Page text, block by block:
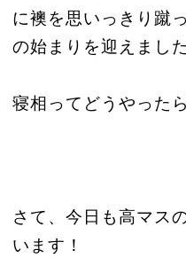
に襖を思いっきり蹴
の始まりを迎えました
寝相ってどうやった
さて、今日も高マス
います！